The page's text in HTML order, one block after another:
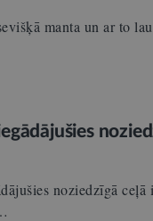
manta un ar to
noziedzīgā ceļā